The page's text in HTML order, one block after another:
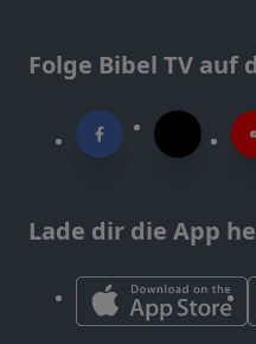
Folge Bibel TV auf
Lade dir die App